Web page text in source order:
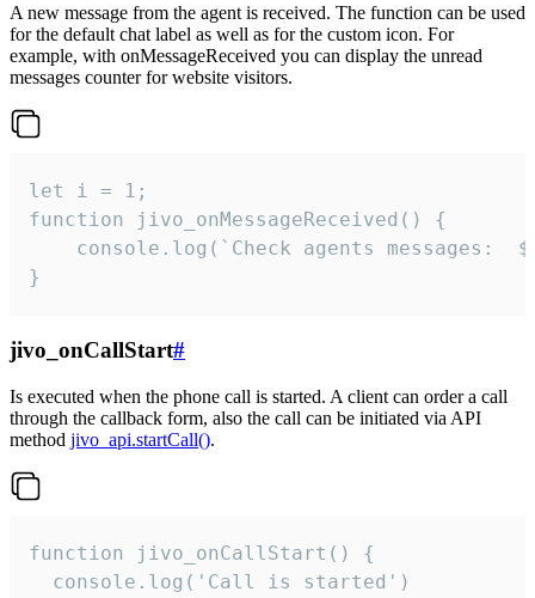
A new message from the agent is received. The function can be used
for the default chat label as well as for the custom icon. For
example, with onMessageReceived you can display the unread
messages counter for website visitors.
let i = 1;
function jivo_onMessageReceived() {
}
jivo_onCallStart#
Is executed when the phone call is started. A client can order a call
through the callback form, also the call can be initiated via API
method jivo_api.startCall().
function jivo_onCallStart() {
  console.log('Call is started')